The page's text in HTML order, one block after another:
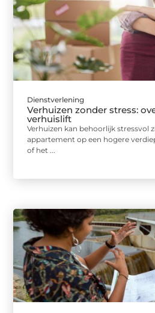
Dienstverlening
Verhuizen zonder stress:
verhuislift
Verhuizen kan behoorlijk stressvol
appartement op een hogere
of het ...